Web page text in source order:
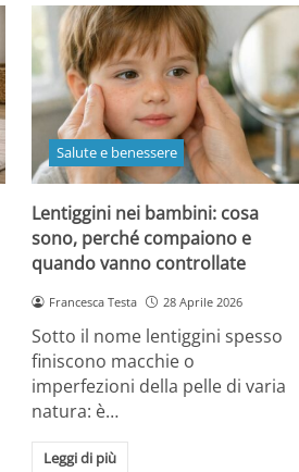
Salute e benessere
Lentiggini nei bambini: cosa
sono, perché compaiono e
quando vanno controllate
Francesca Testa 28 Aprile 2026
Sotto il nome lentiggini spesso
finiscono macchie o
imperfezioni della pelle di varia
natura: è…
Leggi di più